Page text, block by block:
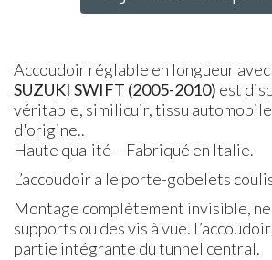
Accoudoir réglable en longueur
SUZUKISWIFT (2005-2010) est
véritable, similicuir, tissu
d'origine..
Haute qualité – Fabriqué en Italie.
L’accoudoir a le porte-gobelets
Montage complètement invisible, ne
supports ou des vis à vue.
partie intégrante du tunnel central.